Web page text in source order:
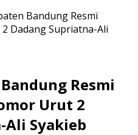
Bandung Resmi
Dadang Supriatna-Ali
Resmi
Urut 2
Ali Syakieb